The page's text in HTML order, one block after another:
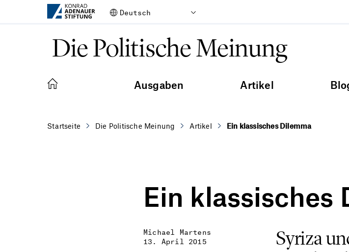
Zum Hauptinhalt springen
Die Politische Meinung
Ausgaben Artikel
Startseite Die Politische Meinung Artikel Ein klassisches Dilemma
Ein klassisches
Michael Martens
13. April 2015
Syriza